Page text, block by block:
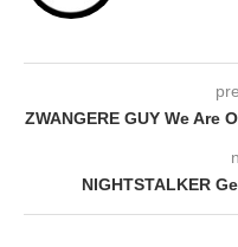
ZWANGERE GUY We Are
NIGHTSTALKER